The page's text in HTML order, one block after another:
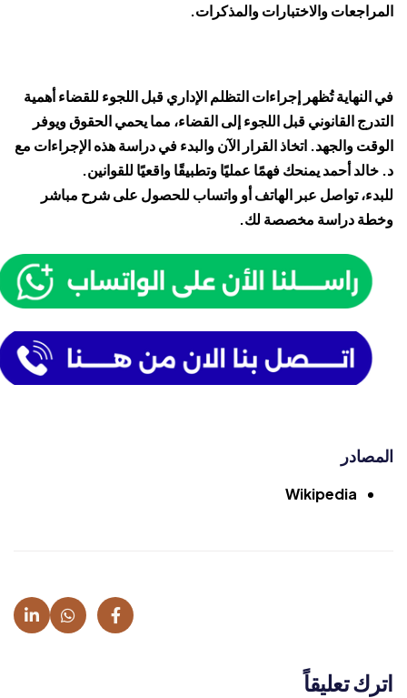
المراجعات والاختبارات والمذكرات.
في النهاية تُظهر إجراءات التظلم الإداري قبل اللجوء للقضاء أهمية
التدرج القانوني قبل اللجوء إلى القضاء، مما يحمي الحقوق ويوفر
الوقت والجهد. اتخاذ القرار الآن والبدء في دراسة هذه الإجراءات مع
د. خالد أحمد يمنحك فهمًا عمليًا وتطبيقًا واقعيًا للقوانين.
للبدء، تواصل عبر الهاتف أو واتساب للحصول على شرح مباشر
وخطة دراسة مخصصة لك.
المصادر
Wikipedia
اترك تعليقاً